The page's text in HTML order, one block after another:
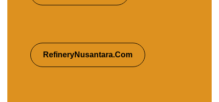
RefineryNusantara.Com